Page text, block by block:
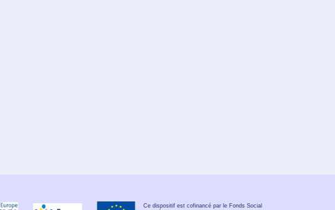
Ce dispositif est cofinancé par le Fonds Social